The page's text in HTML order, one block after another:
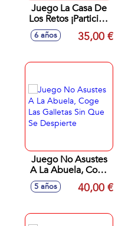
Juego La Casa De
Los Retos ¡Participa
En El Programa De
Tv Sin Salir De
6 años 35,00 €
Juego No Asustes
A La Abuela, Coge
Las Galletas Sin
Que Se Despierte
5 años 40,00 €